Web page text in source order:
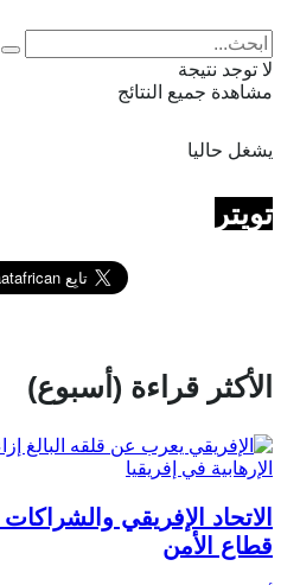
لا توجد نتيجة
مشاهدة جميع النتائج
يشغل حاليا
تويتر
الأكثر قراءة (أسبوع)
الاتحاد الإفريقي
قطاع الأمن